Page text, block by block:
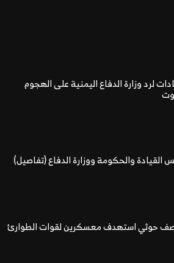
لرد وزارة الدفاع اليمنية على الهجوم
والحكومة ووزارة الدفاع (تفاصيل)
في قصف حوثي استهدف معسكرين لقوات الطوارئ